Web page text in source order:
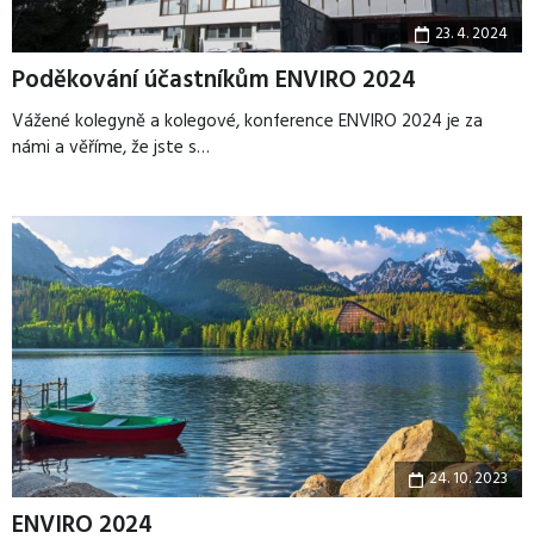
23. 4. 2024
Poděkování účastníkům ENVIRO 2024
Vážené kolegyně a kolegové, konference ENVIRO 2024 je za
námi a věříme, že jste s…
24. 10. 2023
ENVIRO 2024